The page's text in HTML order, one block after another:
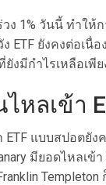
วง 1% วันนี้ ทำให้
ETF ยังคงต่อเนื่
งมีกำไรเหลือเพีย
ไหลเข้า
ETF แบบสปอตยั
มียอดไหล